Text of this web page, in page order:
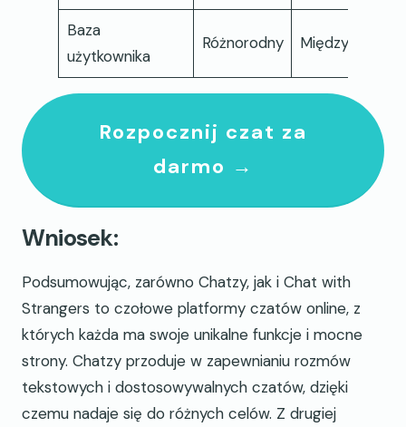
Baza
użytkownika
Różnorodny
Rozpocznij czat za
darmo →
Wniosek:
Podsumowując, zarówno Chatzy, jak i Chat with
Strangers to czołowe platformy czatów online, z
których każda ma swoje unikalne funkcje i mocne
strony. Chatzy przoduje w zapewnianiu rozmów
tekstowych i dostosowywalnych czatów, dzięki
czemu nadaje się do różnych celów. Z drugiej